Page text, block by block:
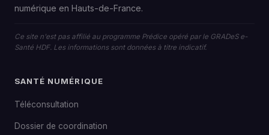
numérique en Hauts-de-France.
Ce site n'est pas affilié au programme Prédice opéré par le GRADeS e-
Santé HDF. Les informations sont données à titre indicatif.
SANTÉ NUMÉRIQUE
Téléconsultation
Dossier de coordination